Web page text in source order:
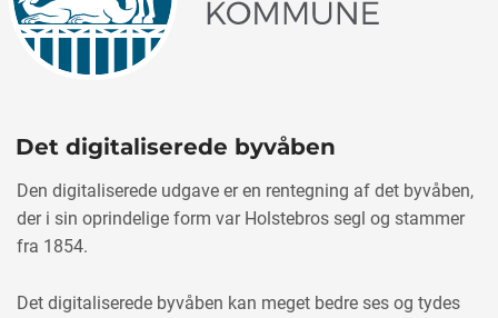
Det digitaliserede byvåben
Den digitaliserede udgave er en rentegning af det byvåben,
der i sin oprindelige form var Holstebros segl og stammer
fra 1854.
Det digitaliserede byvåben kan meget bedre ses og tydes